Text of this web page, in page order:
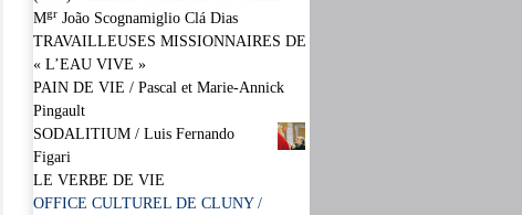
Mgr João Scognamiglio Clá Dias
TRAVAILLEUSES MISSIONNAIRES DE
« L’EAU VIVE »
PAIN DE VIE / Pascal et Marie-Annick
Pingault
SODALITIUM / Luis Fernando
Figari
LE VERBE DE VIE
OFFICE CULTUREL DE CLUNY /